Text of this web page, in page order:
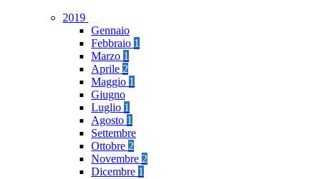
2019
Gennaio
Febbraio 1
Marzo 1
Aprile 2
Maggio 1
Giugno
Luglio 1
Agosto 1
Settembre
Ottobre 2
Novembre 2
Dicembre 1